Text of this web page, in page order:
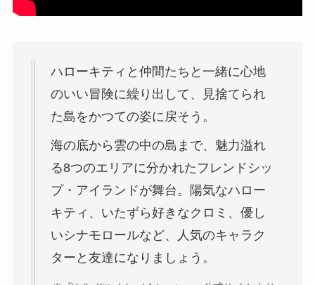
ハローキティと仲間たちと一緒に心地
のいい冒険に繰り出して、見捨てられ
た島をかつての姿に戻そう。
海の底から雲の中の島まで、魅力溢れ
る8つのエリアに分かれたフレンドシッ
プ・アイランドが舞台。陽気なハロー
キティ、いたずら好きなクロミ、優し
いシナモロールなど、人気のキャラク
ターと友達になりましょう。